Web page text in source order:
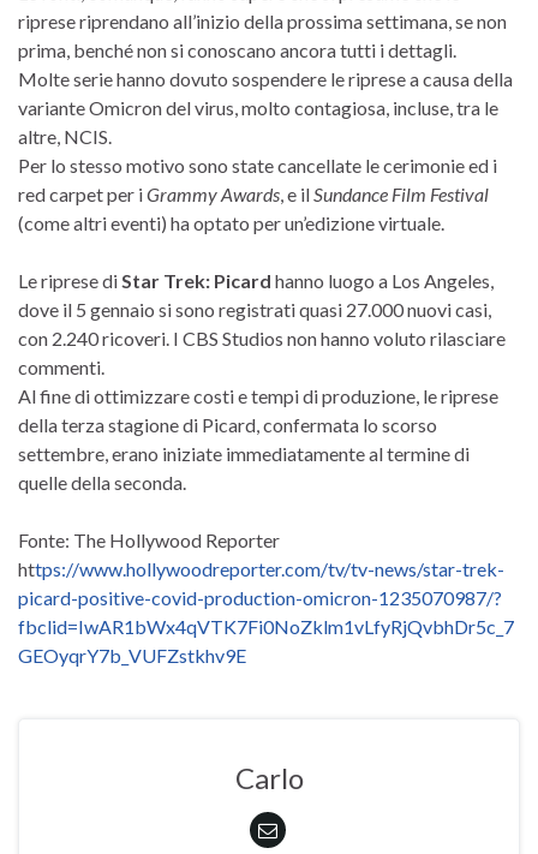
riprese riprendano all’inizio della prossima settimana, se non
prima, benché non si conoscano ancora tutti i dettagli.
Molte serie hanno dovuto sospendere le riprese a causa della
variante Omicron del virus, molto contagiosa, incluse, tra le
altre, NCIS.
Per lo stesso motivo sono state cancellate le cerimonie ed i
red carpet per iGrammy Awards, e ilSundance Film Festival
(come altri eventi) ha optato per un’edizione virtuale.
Le riprese diStar Trek: Picard hanno luogo a Los Angeles,
dove il 5 gennaio si sono registrati quasi 27.000 nuovi casi,
con 2.240 ricoveri. I CBS Studios non hanno voluto rilasciare
commenti.
Al fine di ottimizzare costi e tempi di produzione, le riprese
della terza stagione di Picard, confermata lo scorso
settembre, erano iniziate immediatamente al termine di
quelle della seconda.
Fonte: The Hollywood Reporter
https://www.hollywoodreporter.com/tv/tv-news/star-trek-
picard-positive-covid-production-omicron-1235070987/?
fbclid=IwAR1bWx4qVTK7Fi0NoZklm1vLfyRjQvbhDr5c_7
GEOyqrY7b_VUFZstkhv9E
Carlo